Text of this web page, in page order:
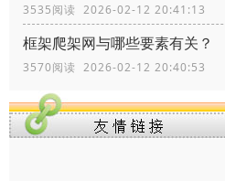
3535阅读 2026-02-12 20:41:13
框架爬架网与哪些要素有关？
3570阅读 2026-02-12 20:40:53